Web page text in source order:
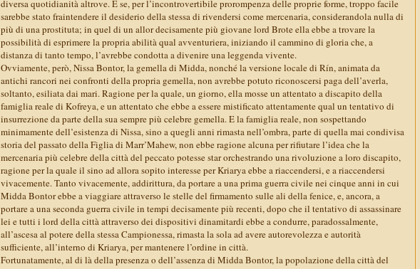
diversa quotidianità altrove. E se, per l’incontrovertibile prorompenza delle proprie forme, troppo facile
sarebbe stato fraintendere il desiderio della stessa di rivendersi come mercenaria, considerandola nulla di
più di una prostituta; in quel di un allor decisamente più giovane lord Brote ella ebbe a trovare la
possibilità di esprimere la propria abilità qual avventuriera, iniziando il cammino di gloria che, a
distanza di tanto tempo, l’avrebbe condotta a divenire una leggenda vivente.
Ovviamente, però, Nissa Bontor, la gemella di Midda, nonché la versione locale di Rín, animata da
antichi rancori nei confronti della propria gemella, non avrebbe potuto riconoscersi paga dell’averla,
soltanto, esiliata dai mari. Ragione per la quale, un giorno, ella mosse un attentato a discapito della
famiglia reale di Kofreya, e un attentato che ebbe a essere mistificato attentamente qual un tentativo di
insurrezione da parte della sua sempre più celebre gemella. E la famiglia reale, non sospettando
minimamente dell’esistenza di Nissa, sino a quegli anni rimasta nell’ombra, parte di quella mai condivisa
storia del passato della Figlia di Marr’Mahew, non ebbe ragione alcuna per rifiutare l’idea che la
mercenaria più celebre della città del peccato potesse star orchestrando una rivoluzione a loro discapito,
ragione per la quale il sino ad allora sopito interesse per Kriarya ebbe a riaccendersi, e a riaccendersi
vivacemente. Tanto vivacemente, addirittura, da portare a una prima guerra civile nei cinque anni in cui
Midda Bontor ebbe a viaggiare attraverso le stelle del firmamento sulle ali della fenice, e, ancora, a
portare a una seconda guerra civile in tempi decisamente più recenti, dopo che il tentativo di assassinare
lei e tutti i lord della città attraverso dei dispositivi dinamitardi ebbe a condurre, paradossalmente,
all’ascesa al potere della stessa Campionessa, rimasta la sola ad avere autorevolezza e autorità
sufficiente, all’interno di Kriarya, per mantenere l’ordine in città.
Fortunatamente, al di là della presenza o dell’assenza di Midda Bontor, la popolazione della città del